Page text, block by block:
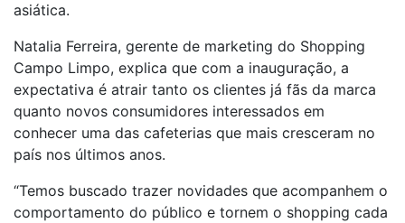
asiática.
Natalia Ferreira, gerente de marketing do Shopping
Campo Limpo, explica que com a inauguração, a
expectativa é atrair tanto os clientes já fãs da marca
quanto novos consumidores interessados em
conhecer uma das cafeterias que mais cresceram no
país nos últimos anos.
“Temos buscado trazer novidades que acompanhem o
comportamento do público e tornem o shopping cada